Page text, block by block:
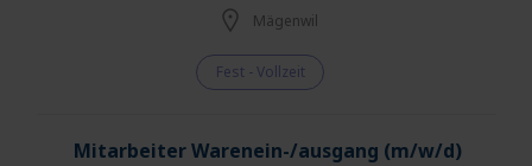
Mägenwil
Fest - Vollzeit
Mitarbeiter Warenein-/ausgang (m/w/d)